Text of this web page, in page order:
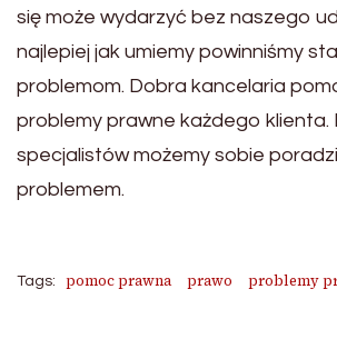
się może wydarzyć bez naszego
najlepiej jak umiemy powinniśmy
problemom. Dobra kancelaria
problemy prawne każdego klienta.
specjalistów możemy sobie
problemem.
Tags: pomoc prawna prawo problemy